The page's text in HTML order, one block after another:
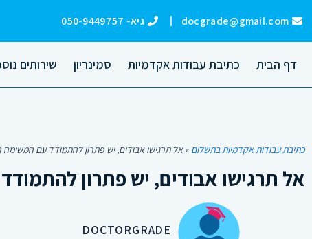
לתוכן docgrade@gmail.com גיא- 050-9449757
דף הבית כתיבת עבודות אקדמיות סמינריון שירותים
כתיבת עבודות אקדמיות בתשלום»אל תרגישו אבודים, יש פתרון להתמודד עם
אל תרגישו אבודים, יש פתרון
DOCTORGRADE